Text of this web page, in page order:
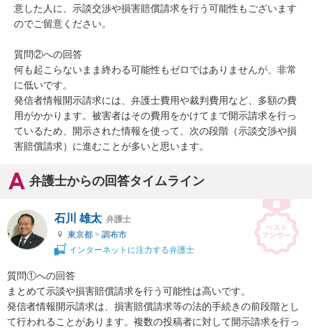
意した人に、示談交渉や損害賠償請求を行う可能性もございます
のでご留意ください。
質問②への回答
何も起こらないまま終わる可能性もゼロではありませんが、非常
に低いです。
発信者情報開示請求には、弁護士費用や裁判費用など、多額の費
用がかかります。被害者はその費用をかけてまで開示請求を行っ
ているため、開示された情報を使って、次の段階（示談交渉や損
害賠償請求）に進むことが多いと思います。
弁護士からの回答タイムライン
石川 雄太 弁護士
東京都 > 調布市
インターネットに注力する弁護士
質問①への回答
まとめて示談や損害賠償請求を行う可能性は高いです。
発信者情報開示請求は、損害賠償請求等の法的手続きの前段階とし
て行われることがあります。複数の投稿者に対して開示請求を行っ